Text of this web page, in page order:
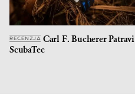
RECENZJA Carl F. Bucherer Patravi
ScubaTec